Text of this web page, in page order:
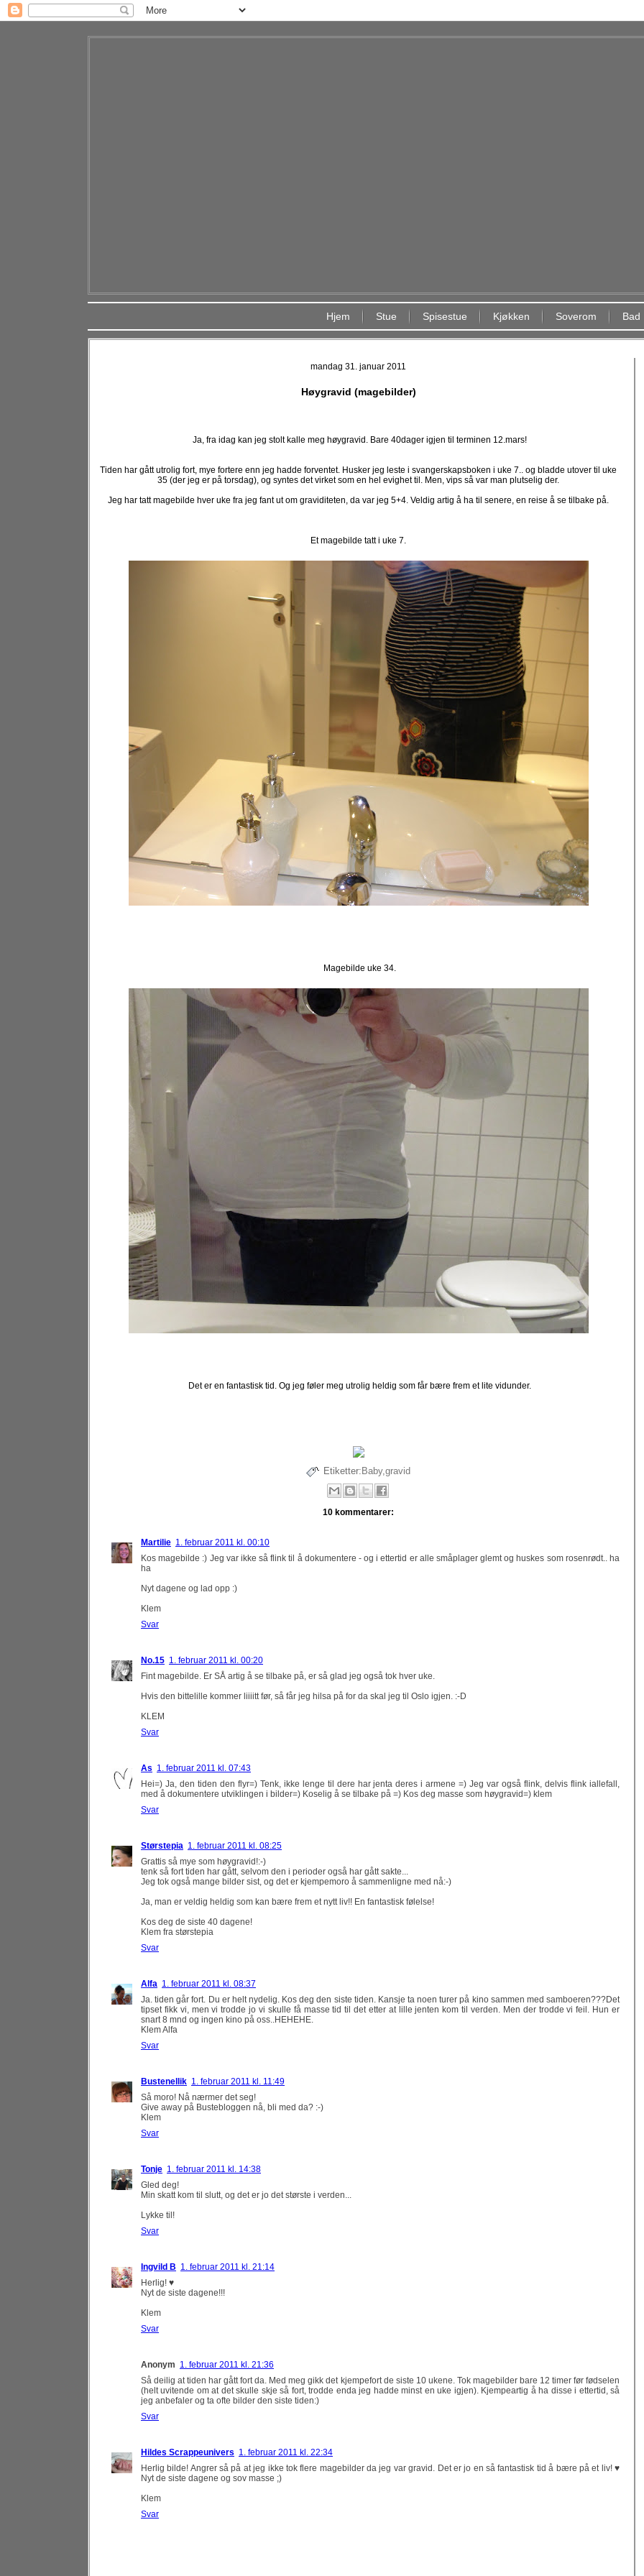
Hjem Stue Spisestue Kjøkken Soverom Bad
mandag 31. januar 2011
Høygravid (magebilder)
Ja, fra idag kan jeg stolt kalle meg høygravid. Bare 40dager igjen til terminen 12.mars!
Tiden har gått utrolig fort, mye fortere enn jeg hadde forventet. Husker jeg leste i svangerskapsboken i uke 7.. og bladde utover til uke
35 (der jeg er på torsdag), og syntes det virket som en hel evighet til. Men, vips så var man plutselig der.
Jeg har tatt magebilde hver uke fra jeg fant ut om graviditeten, da var jeg 5+4. Veldig artig å ha til senere, en reise å se tilbake på.
Et magebilde tatt i uke 7.
Magebilde uke 34.
Det er en fantastisk tid. Og jeg føler meg utrolig heldig som får bære frem et lite vidunder.
Etiketter: Baby,gravid
10 kommentarer:
Martilie 1. februar 2011 kl. 00:10
Kos magebilde :) Jeg var ikke så flink til å dokumentere - og i ettertid er alle småplager glemt og huskes som rosenrødt.. ha
ha
Nyt dagene og lad opp :)
Klem
Svar
No.15 1. februar 2011 kl. 00:20
Fint magebilde. Er SÅ artig å se tilbake på, er så glad jeg også tok hver uke.
Hvis den bittelille kommer liiiitt før, så får jeg hilsa på for da skal jeg til Oslo igjen. :-D
KLEM
Svar
As 1. februar 2011 kl. 07:43
Hei=) Ja, den tiden den flyr=) Tenk, ikke lenge til dere har jenta deres i armene =) Jeg var også flink, delvis flink iallefall,
med å dokumentere utviklingen i bilder=) Koselig å se tilbake på =) Kos deg masse som høygravid=) klem
Svar
Størstepia 1. februar 2011 kl. 08:25
Grattis så mye som høygravid!:-)
tenk så fort tiden har gått, selvom den i perioder også har gått sakte...
Jeg tok også mange bilder sist, og det er kjempemoro å sammenligne med nå:-)
Ja, man er veldig heldig som kan bære frem et nytt liv!! En fantastisk følelse!
Kos deg de siste 40 dagene!
Klem fra størstepia
Svar
Alfa 1. februar 2011 kl. 08:37
Ja. tiden går fort. Du er helt nydelig. Kos deg den siste tiden. Kansje ta noen turer på kino sammen med samboeren???Det
tipset fikk vi, men vi trodde jo vi skulle få masse tid til det etter at lille jenten kom til verden. Men der trodde vi feil. Hun er
snart 8 mnd og ingen kino på oss..HEHEHE.
Klem Alfa
Svar
Bustenellik 1. februar 2011 kl. 11:49
Så moro! Nå nærmer det seg!
Give away på Bustebloggen nå, bli med da? :-)
Klem
Svar
Tonje 1. februar 2011 kl. 14:38
Gled deg!
Min skatt kom til slutt, og det er jo det største i verden...
Lykke til!
Svar
Ingvild B 1. februar 2011 kl. 21:14
Herlig! ♥
Nyt de siste dagene!!!
Klem
Svar
Anonym 1. februar 2011 kl. 21:36
Så deilig at tiden har gått fort da. Med meg gikk det kjempefort de siste 10 ukene. Tok magebilder bare 12 timer før fødselen
(helt uvitende om at det skulle skje så fort, trodde enda jeg hadde minst en uke igjen). Kjempeartig å ha disse i ettertid, så
jeg anbefaler og ta ofte bilder den siste tiden:)
Svar
Hildes Scrappeunivers 1. februar 2011 kl. 22:34
Herlig bilde! Angrer så på at jeg ikke tok flere magebilder da jeg var gravid. Det er jo en så fantastisk tid å bære på et liv! ♥
Nyt de siste dagene og sov masse ;)
Klem
Svar